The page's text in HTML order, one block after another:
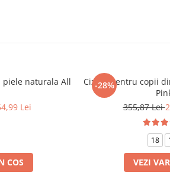
naturala All
Lei
COS
-28%
Cizme pentru copii
355,87 Lei
18
VEZI